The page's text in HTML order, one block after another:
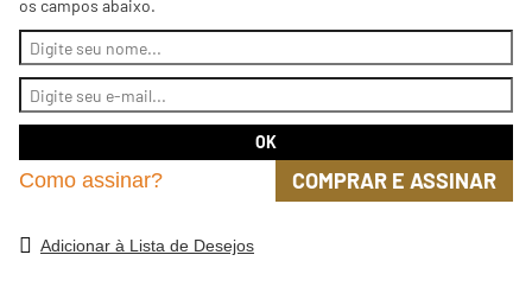
os campos abaixo.
Como assinar? COMPRAR E ASSINAR
Adicionar à Lista de Desejos